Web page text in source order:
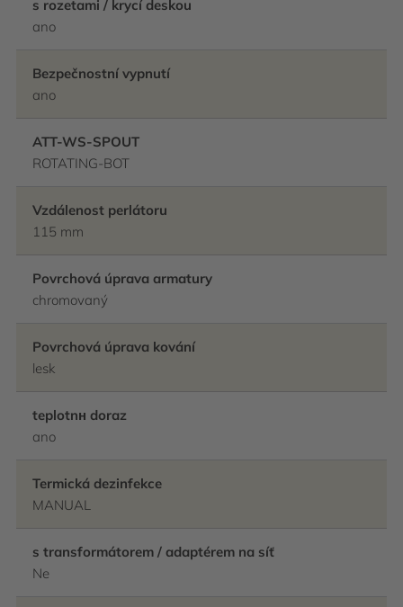
s rozetami / krycí deskou
ano
Bezpečnostní vypnutí
ano
ATT-WS-SPOUT
ROTATING-BOT
Vzdálenost perlátoru
115 mm
Povrchová úprava armatury
chromovaný
Povrchová úprava kování
lesk
teplotnн doraz
ano
Termická dezinfekce
MANUAL
s transformátorem / adaptérem na síť
Ne